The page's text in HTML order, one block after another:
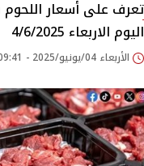
اليوم الاربعاء 4/6/2025
الأربعاء 04/يونيو/2025 - 09:41 ص